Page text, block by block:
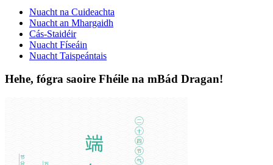
Nuacht na Cuideachta
Nuacht an Mhargaidh
Cás-Staidéir
Nuacht Físeáin
Nuacht Taispeántais
Hehe, fógra saoire Fhéile na mBád Dragan!